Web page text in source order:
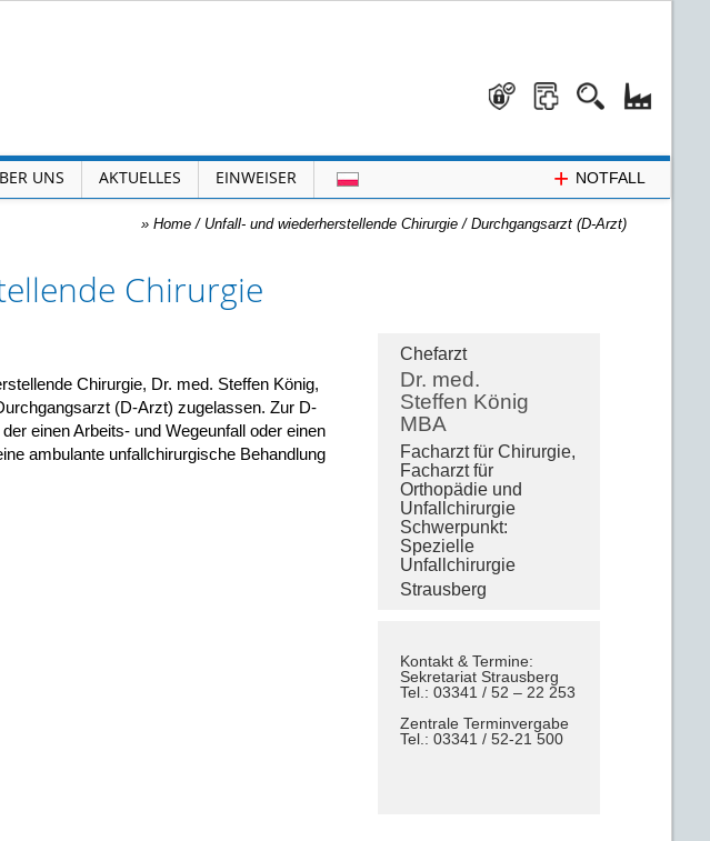
UNS AKTUELLES EINWEISER + NOTFALL
» Home/ Unfall- und wiederherstellende Chirurgie/ Durchgangsarzt (D-Arzt)
Chirurgie
Chirurgie, Dr. med. Steffen König,
(D-Arzt) zugelassen. Zur D-
einen Arbeits- und Wegeunfall oder einen
ambulante unfallchirurgische Behandlung
Chefarzt
Dr. med.
Steffen König
MBA
Facharzt für Chirurgie,
Facharzt für
Orthopädie und
Unfallchirurgie
Schwerpunkt:
Spezielle
Unfallchirurgie
Strausberg
Kontakt & Termine:
Sekretariat Strausberg
Tel.: 03341 / 52 – 22 253
Zentrale Terminvergabe
Tel.: 03341 / 52-21 500